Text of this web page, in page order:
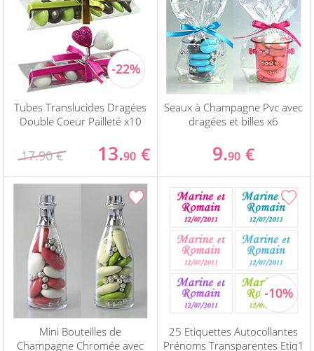
Tubes Translucides Dragées
Double Coeur Pailleté x10
17.90 € 13.90 €
Seaux à Champagne Pvc avec
dragées et billes x6
9.90 €
Mini Bouteilles de
Champagne Chromée avec
25 Etiquettes Autocollantes
Prénoms Transparentes Etiq1